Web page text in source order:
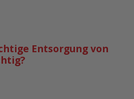
Entsorgung von